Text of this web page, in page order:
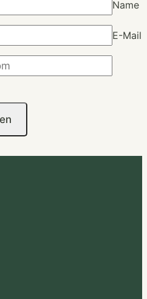
Name
E-Mail